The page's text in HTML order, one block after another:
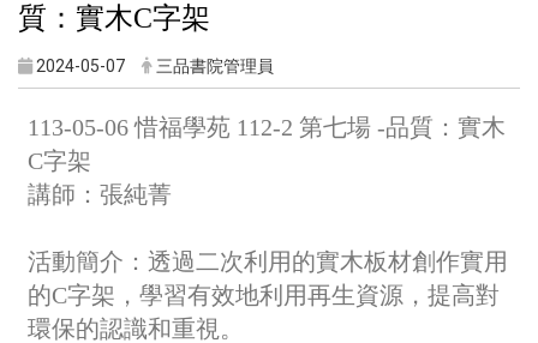
質：實木C字架
2024-05-07 三品書院管理員
113-05-06 惜福學苑 112-2 第七場 -品質：實木
C字架
講師：張純菁
活動簡介： 透過二次利用的實木板材創作實用
的C字架，學習有效地利用再生資源，提高對
環保的認識和重視。